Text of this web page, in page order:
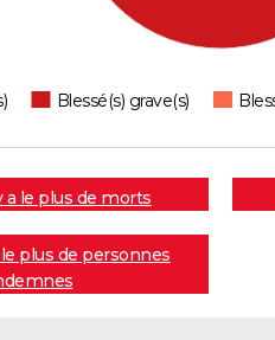
Blessé(s) grave(s)
a le plus de morts
plus de personnes